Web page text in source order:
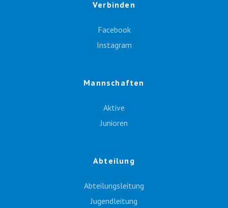
Verbinden
Facebook
Instagram
Mannschaften
Aktive
Junioren
Abteilung
Abteilungsleitung
Jugendleitung